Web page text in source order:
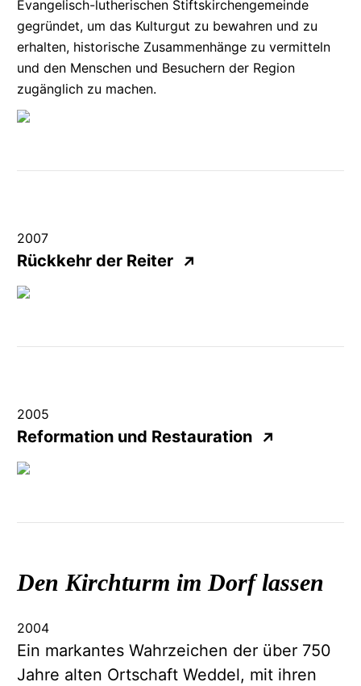
Evangelisch-lutherischen Stiftskirchengemeinde
gegründet, um das Kulturgut zu bewahren und zu
erhalten, historische Zusammenhänge zu vermitteln
und den Menschen und Besuchern der Region
zugänglich zu machen.
Rückkehr der Reiter ↗
2007
Reformation und Restauration ↗
2005
Den Kirchturm im Dorf lassen
2004
Ein markantes Wahrzeichen der über 750
Jahre alten Ortschaft Weddel, mit ihren